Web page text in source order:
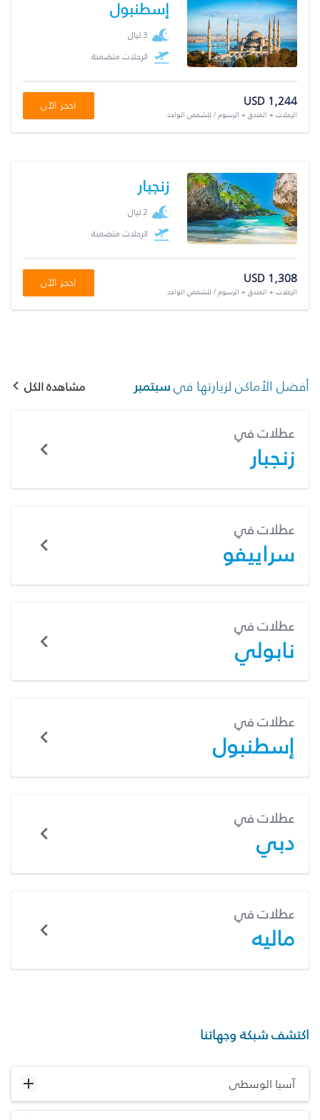
إسطنبول
3 ليال
الرحلات متضمنة
USD 1,244
الرحلات + الفندق + الرسوم / للشخص الواحد
احجز الآن
زنجبار
2 ليال
الرحلات متضمنة
USD 1,308
الرحلات + الفندق + الرسوم / للشخص الواحد
احجز الآن
أفضل الأماكن لزيارتها فيسبتمبر مشاهدة الكل
عطلات في
زنجبار
عطلات في
سراييفو
عطلات في
نابولي
عطلات في
إسطنبول
عطلات في
دبي
عطلات في
ماليه
اكتشف شبكة وجهاتنا
آسيا الوسطى